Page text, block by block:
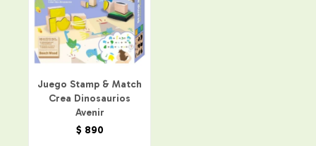
Juego Stamp & Match
Crea Dinosaurios
Avenir
$ 890